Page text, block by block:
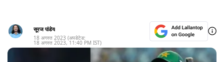
सूरज पांडेय
18 अगस्त 2023 (अपडेटेड:
18 अगस्त 2023, 11:40 PM IST)